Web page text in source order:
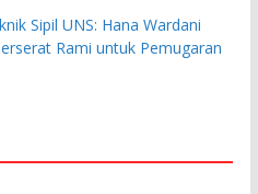
Sipil UNS: Hana Wardani
Rami untuk Pemugaran